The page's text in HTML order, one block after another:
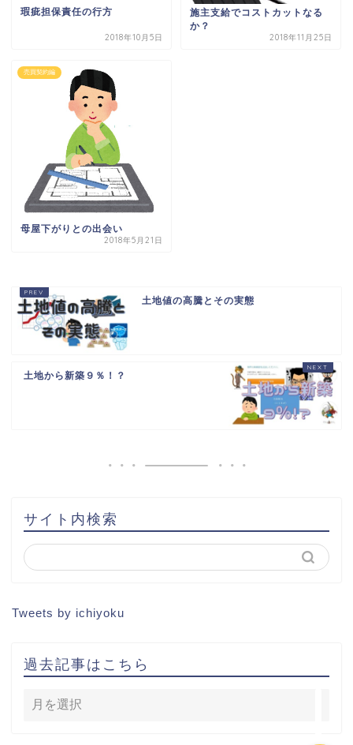
瑕疵担保責任の行方
2018年10月5日
施主支給でコストカットなる
か？
2018年11月25日
売買契約編
母屋下がりとの出会い
2018年5月21日
土地値の高騰とその実態
土地から新築９％！？
サイト内検索
Tweets by ichiyoku
過去記事はこちら
HOME
書籍出版
問い合わせ